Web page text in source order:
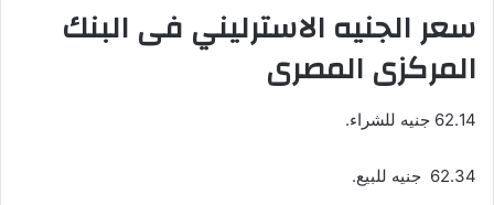
سعر الجنيه الاسترليني فى البنك
المركزى المصرى
62.14 جنيه للشراء.
62.34 جنيه للبيع.